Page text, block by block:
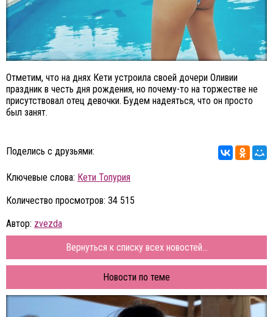
Отметим, что на днях Кети устроила своей дочери Оливии
праздник в честь дня рождения, но почему-то на торжестве не
присутствовал отец девочки. Будем надеяться, что он просто
был занят.
Поделись с друзьями:
Ключевые слова: Кети Топурия
Количество просмотров: 34 515
Автор: zvezda
Вернуться к списку всех новостей...
Новости по теме